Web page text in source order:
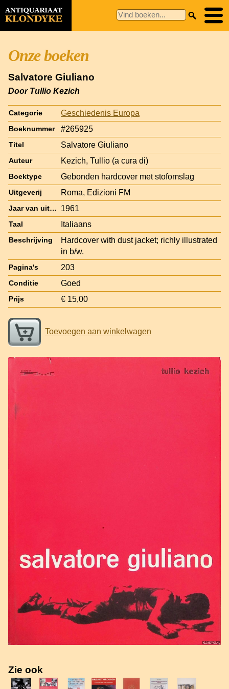
Onze boeken
Salvatore Giuliano
Door Tullio Kezich
Categorie Geschiedenis Europa
Boeknummer #265925
Titel Salvatore Giuliano
Auteur Kezich, Tullio (a cura di)
Boektype Gebonden hardcover met stofomslag
Uitgeverij Roma, Edizioni FM
Jaar van uitgave 1961
Taal Italiaans
Beschrijving
Hardcover with dust jacket; richly illustrated
in b/w.
Pagina's 203
Conditie Goed
Prijs € 15,00
Toevoegen aan winkelwagen
Zie ook